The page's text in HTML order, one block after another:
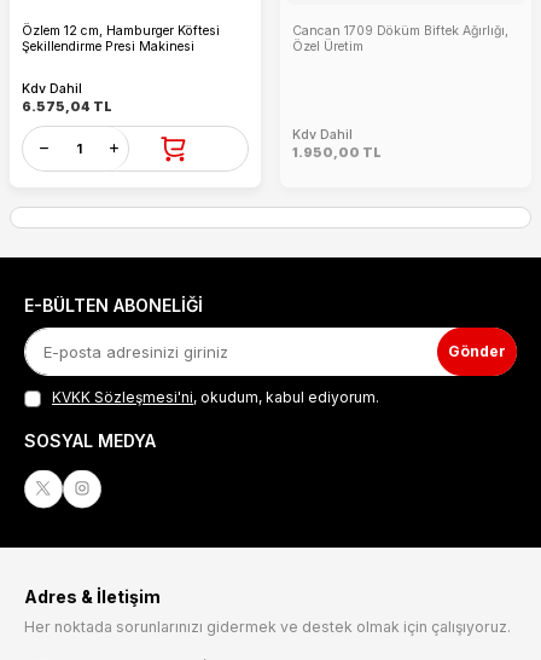
Özlem 12 cm, Hamburger Köftesi
Şekillendirme Presi Makinesi
Kdv Dahil
6.575,04 TL
Cancan 1709 Döküm Biftek Ağırlığı,
Özel Üretim
Kdv Dahil
1.950,00 TL
E-BÜLTEN ABONELIĞI
Gönder
KVKK Sözleşmesi'ni, okudum, kabul ediyorum.
SOSYAL MEDYA
Adres & İletişim
Her noktada sorunlarınızı gidermek ve destek olmak için çalışıyoruz.